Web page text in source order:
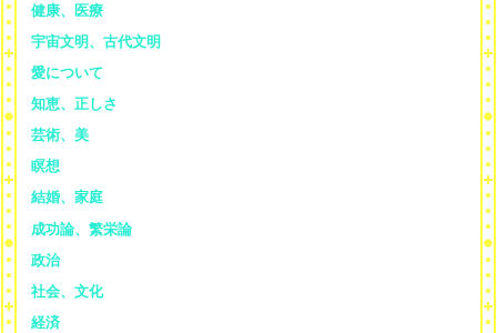
健康、医療
宇宙文明、古代文明
愛について
知恵、正しさ
芸術、美
瞑想
結婚、家庭
成功論、繁栄論
政治
社会、文化
経済